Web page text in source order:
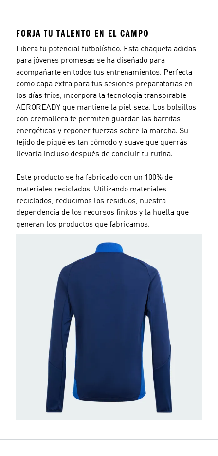
FORJA TU TALENTO EN EL CAMPO
Libera tu potencial futbolístico. Esta chaqueta adidas
para jóvenes promesas se ha diseñado para
acompañarte en todos tus entrenamientos. Perfecta
como capa extra para tus sesiones preparatorias en
los días fríos, incorpora la tecnología transpirable
AEROREADY que mantiene la piel seca. Los bolsillos
con cremallera te permiten guardar las barritas
energéticas y reponer fuerzas sobre la marcha. Su
tejido de piqué es tan cómodo y suave que querrás
llevarla incluso después de concluir tu rutina.
Este producto se ha fabricado con un 100% de
materiales reciclados. Utilizando materiales
reciclados, reducimos los residuos, nuestra
dependencia de los recursos finitos y la huella que
generan los productos que fabricamos.